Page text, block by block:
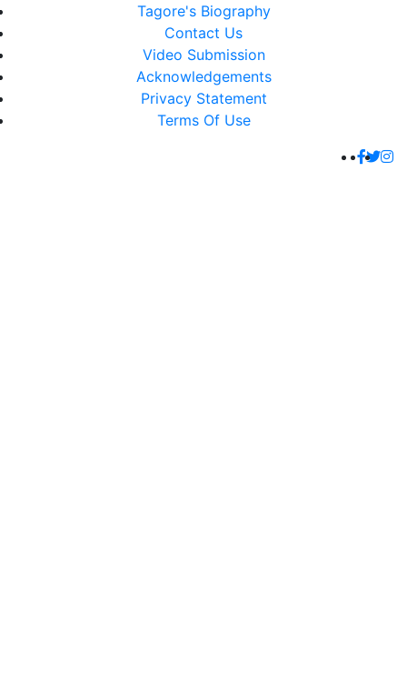
Tagore's Biography
Contact Us
Video Submission
Acknowledgements
Privacy Statement
Terms Of Use